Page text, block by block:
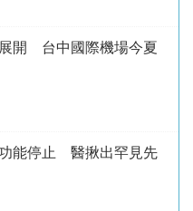
開 台中國際機場今夏
能停止 醫揪出罕見先